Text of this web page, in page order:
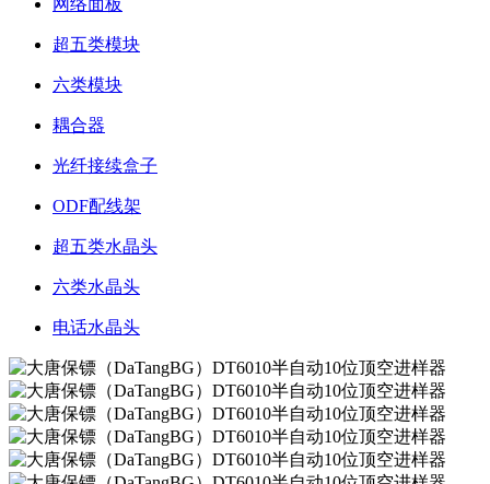
网络面板
超五类模块
六类模块
耦合器
光纤接续盒子
ODF配线架
超五类水晶头
六类水晶头
电话水晶头